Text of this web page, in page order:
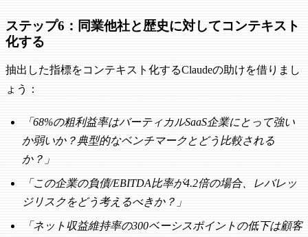
ステップ6：同業他社と歴史に対してコンテキスト
化する
抽出した指標をコンテキスト化するClaudeの助けを借りまし
ょう：
「68%の粗利益率はバーティカルSaaS企業にとって強い
か弱いか？典型的なベンチマークとどう比較される
か？」
「この企業の負債/EBITDA比率が4.2倍の場合、レバレッ
ジリスクをどう考えるべきか？」
「ネット収益維持率の300ベーシスポイントの低下は顧客